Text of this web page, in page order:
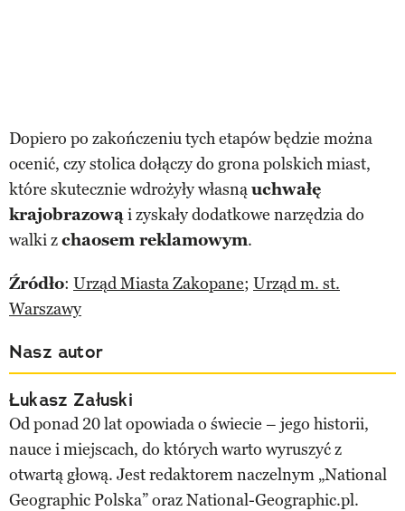
Dopiero po zakończeniu tych etapów będzie można
ocenić, czy stolica dołączy do grona polskich miast,
które skutecznie wdrożyły własnąuchwałę
krajobrazowąi zyskały dodatkowe narzędzia do
walki zchaosem reklamowym.
Źródło: Urząd Miasta Zakopane; Urząd m. st.
Warszawy
Nasz autor
Łukasz Załuski
Od ponad 20 lat opowiada o świecie – jego historii,
nauce i miejscach, do których warto wyruszyć z
otwartą głową. Jest redaktorem naczelnym „National
Geographic Polska” oraz National-Geographic.pl.